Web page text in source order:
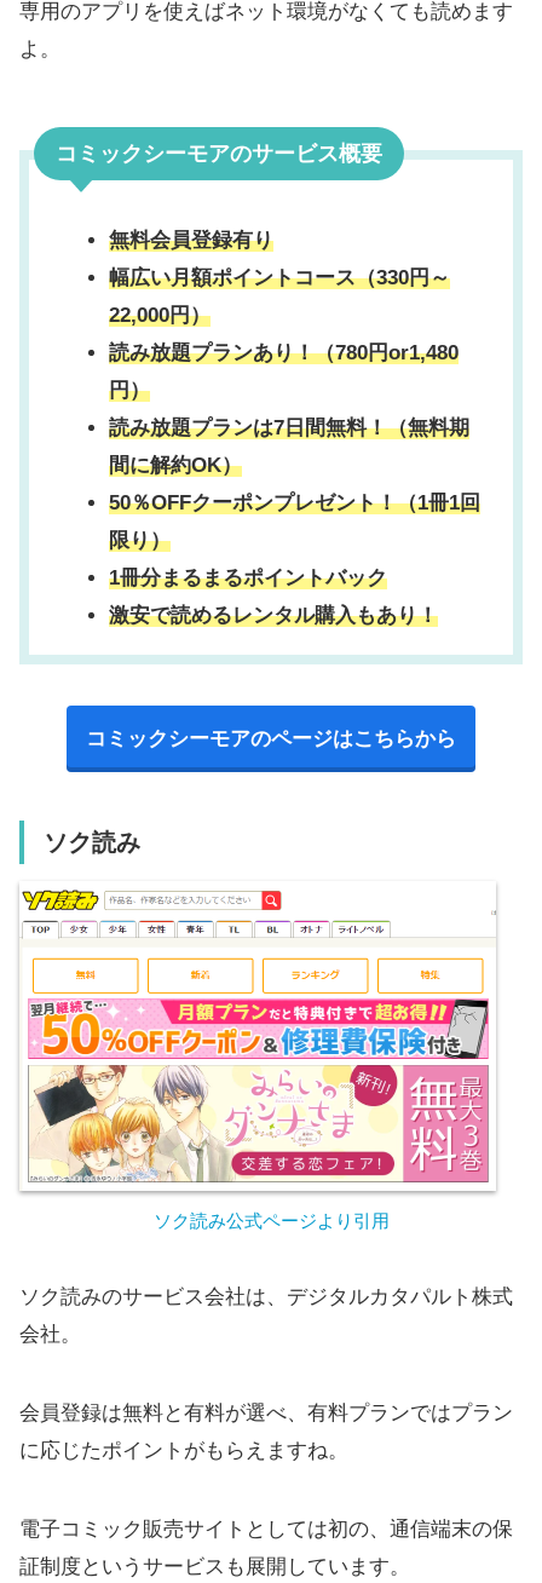
専用のアプリを使えばネット環境がなくても読めます
よ。
コミックシーモアのサービス概要
無料会員登録有り
幅広い月額ポイントコース（330円～
22,000円）
読み放題プランあり！（780円or1,480
円）
読み放題プランは7日間無料！（無料期
間に解約OK）
50％OFFクーポンプレゼント！（1冊1回
限り）
1冊分まるまるポイントバック
激安で読めるレンタル購入もあり！
コミックシーモアのページはこちらから
ソク読み
ソク読み公式ページより引用
ソク読みのサービス会社は、デジタルカタパルト株式
会社。
会員登録は無料と有料が選べ、有料プランではプラン
に応じたポイントがもらえますね。
電子コミック販売サイトとしては初の、通信端末の保
証制度というサービスも展開しています。